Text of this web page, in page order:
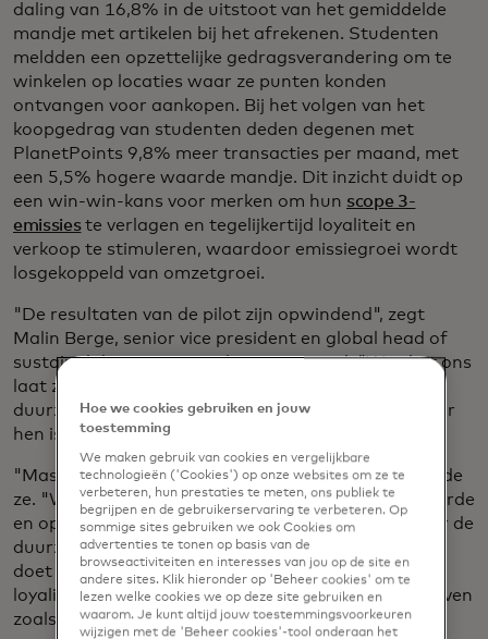
daling van 16,8% in de uitstoot van het gemiddelde
mandje met artikelen bij het afrekenen. Studenten
meldden een opzettelijke gedragsverandering om te
winkelen op locaties waar ze punten konden
ontvangen voor aankopen. Bij het volgen van het
koopgedrag van studenten deden degenen met
PlanetPoints 9,8% meer transacties per maand, met
een 5,5% hogere waarde mandje. Dit inzicht duidt op
een win-win-kans voor merken om hun scope 3-
emissieste verlagen en tegelijkertijd loyaliteit en
verkoop te stimuleren, waardoor emissiegroei wordt
losgekoppeld van omzetgroei.
"De resultaten van de pilot zijn opwindend", zegt
Malin Berge, senior vice president en global head of
sustainability innovation bij Mastercard. "Wat het ons
laat zien, is dat consumenten erom geven en dat ze
duurzamere keuzes maken als die informatie er voor
hen is.
"Mastercard kent loyaliteitsprogramma's", vervolgde
ze. "We voeren een aantal van de meest geavanceerde
en opwindende programma's uit, maar als we daar de
duurzaamheidslens bovenop zetten, zoals Reewild
doet met Planet Points, kunnen we onze
loyaliteitsexpertise gebruiken om Start Path-bedrijven
zoals Reewild te helpen veel sneller op te schalen."
Hoe we cookies gebruiken en jouw
toestemming
We maken gebruik van cookies en vergelijkbare
technologieën ('Cookies') op onze websites om ze te
verbeteren, hun prestaties te meten, ons publiek te
begrijpen en de gebruikerservaring te verbeteren. Op
sommige sites gebruiken we ook Cookies om
advertenties te tonen op basis van de
browseactiviteiten en interesses van jou op de site en
andere sites. Klik hieronder op 'Beheer cookies' om te
lezen welke cookies we op deze site gebruiken en
waarom. Je kunt altijd jouw toestemmingsvoorkeuren
wijzigen met de 'Beheer cookies'-tool onderaan het